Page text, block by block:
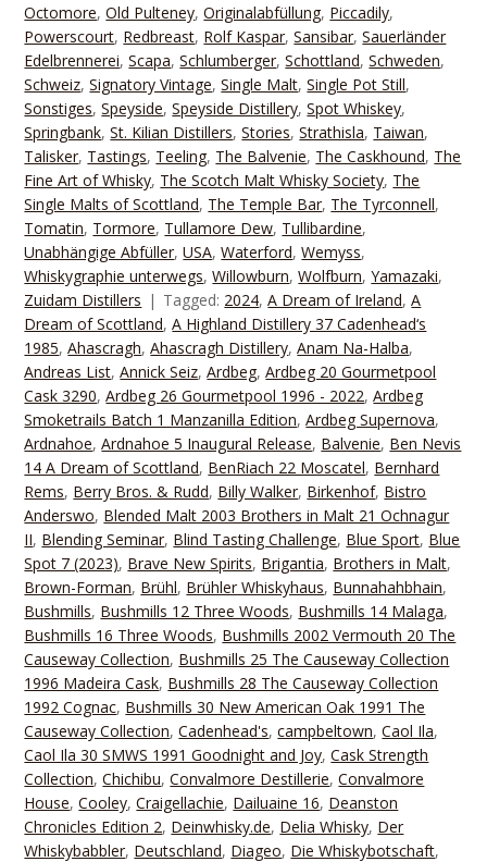
Octomore,Old Pulteney,Originalabfüllung, Piccadily,
Powerscourt, Redbreast, Rolf Kaspar,Sansibar,Sauerländer
Edelbrennerei,Scapa,Schlumberger,Schottland,Schweden,
Schweiz,Signatory Vintage,Single Malt,Single Pot Still,
Sonstiges,Speyside,Speyside Distillery,Spot Whiskey,
Springbank,St. Kilian Distillers,Stories,Strathisla, Taiwan,
Talisker, Tastings, Teeling, The Balvenie, The Caskhound, The
Fine Art of Whisky, The Scotch Malt Whisky Society, The
Single Malts of Scottland, The Temple Bar, The Tyrconnell,
Tomatin, Tormore, Tullamore Dew, Tullibardine,
Unabhängige Abfüller,USA,Waterford,Wemyss,
Whiskygraphie unterwegs,Willowburn,Wolfburn,Yamazaki,
Zuidam Distillers
Tagged: 2024,A Dream of Ireland,A
Dream of Scottland,A Highland Distillery 37 Cadenhead‘s
1985,Ahascragh,Ahascragh Distillery,Anam Na-Halba,
Andreas List,Annick Seiz,Ardbeg,Ardbeg 20 Gourmetpool
Cask 3290,Ardbeg 26 Gourmetpool 1996 - 2022,Ardbeg
Smoketrails Batch 1 Manzanilla Edition,Ardbeg Supernova,
Ardnahoe,Ardnahoe 5 Inaugural Release, Balvenie, Ben Nevis
14 A Dream of Scottland, BenRiach 22 Moscatel, Bernhard
Rems, Berry Bros. & Rudd, Billy Walker, Birkenhof, Bistro
Anderswo, Blended Malt 2003 Brothers in Malt 21 Ochnagur
II, Blending Seminar, Blind Tasting Challenge, Blue Sport, Blue
Spot 7 (2023), Brave New Spirits, Brigantia, Brothers in Malt,
Brown-Forman, Brühl, Brühler Whiskyhaus, Bunnahahbhain,
Bushmills, Bushmills 12 Three Woods, Bushmills 14 Malaga,
Bushmills 16 Three Woods, Bushmills 2002 Vermouth 20 The
Causeway Collection, Bushmills 25 The Causeway Collection
1996 Madeira Cask, Bushmills 28 The Causeway Collection
1992 Cognac, Bushmills 30 New American Oak 1991 The
Causeway Collection,Cadenhead's,campbeltown,Caol Ila,
Caol Ila 30 SMWS 1991 Goodnight and Joy,Cask Strength
Collection,Chichibu,Convalmore Destillerie,Convalmore
House,Cooley,Craigellachie, Dailuaine 16, Deanston
Chronicles Edition 2, Deinwhisky.de, Delia Whisky, Der
Whiskybabbler, Deutschland, Diageo, Die Whiskybotschaft,